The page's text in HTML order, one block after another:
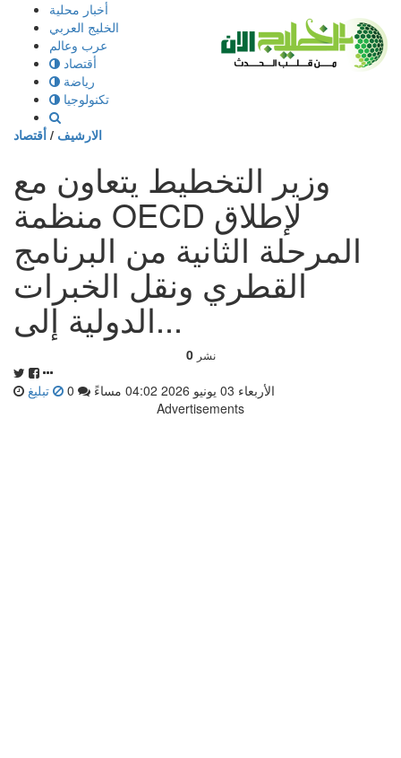
إذهب
المحتوى
أخبار محلية
الخليج العربي
عرب وعالم
أقتصاد
رياضة
تكنولوجيا
الارشيف / أقتصاد
وزير التخطيط يتعاون مع
منظمة OECD لإطلاق
المرحلة الثانية من البرنامج
القطري ونقل الخبرات
الدولية إلى...
0 نشر
الأربعاء 03 يونيو 2026 04:02 مساءً
تبليغ
Advertisements